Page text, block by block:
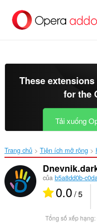
đến
These
for the
Tải xuống
Trang chủ Tiện ích mở rộng
của b5a8dd0b-
0.0/ 5
Tổng số xếp hạng: